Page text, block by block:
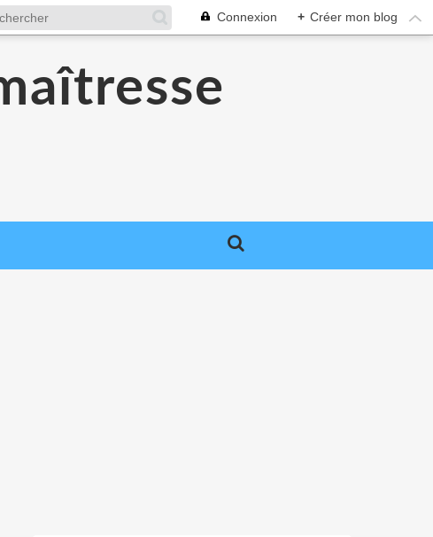
Connexion + Créer mon blog